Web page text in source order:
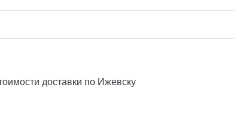
доставки по Ижевску